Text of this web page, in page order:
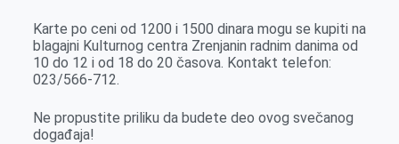
Karte po ceni od 1200 i 1500 dinara mogu se kupiti na
blagajni Kulturnog centra Zrenjanin radnim danima od
10 do 12 i od 18 do 20 časova. Kontakt telefon:
023/566-712.
Ne propustite priliku da budete deo ovog svečanog
događaja!